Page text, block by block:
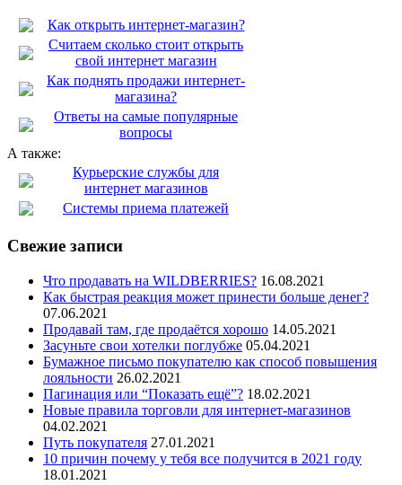
Как открыть интернет-магазин?
Считаем сколько стоит открыть
свой интернет магазин
Как поднять продажи интернет-
магазина?
Ответы на самые популярные
вопросы
А также:
Курьерские службы для
интернет магазинов
Системы приема платежей
Свежие записи
Что продавать на WILDBERRIES? 16.08.2021
Как быстрая реакция может принести больше денег?
07.06.2021
Продавай там, где продаётся хорошо 14.05.2021
Засуньте свои хотелки поглубже 05.04.2021
Бумажное письмо покупателю как способ повышения
лояльности 26.02.2021
Пагинация или “Показать ещё”? 18.02.2021
Новые правила торговли для интернет-магазинов
04.02.2021
Путь покупателя 27.01.2021
10 причин почему у тебя все получится в 2021 году
18.01.2021